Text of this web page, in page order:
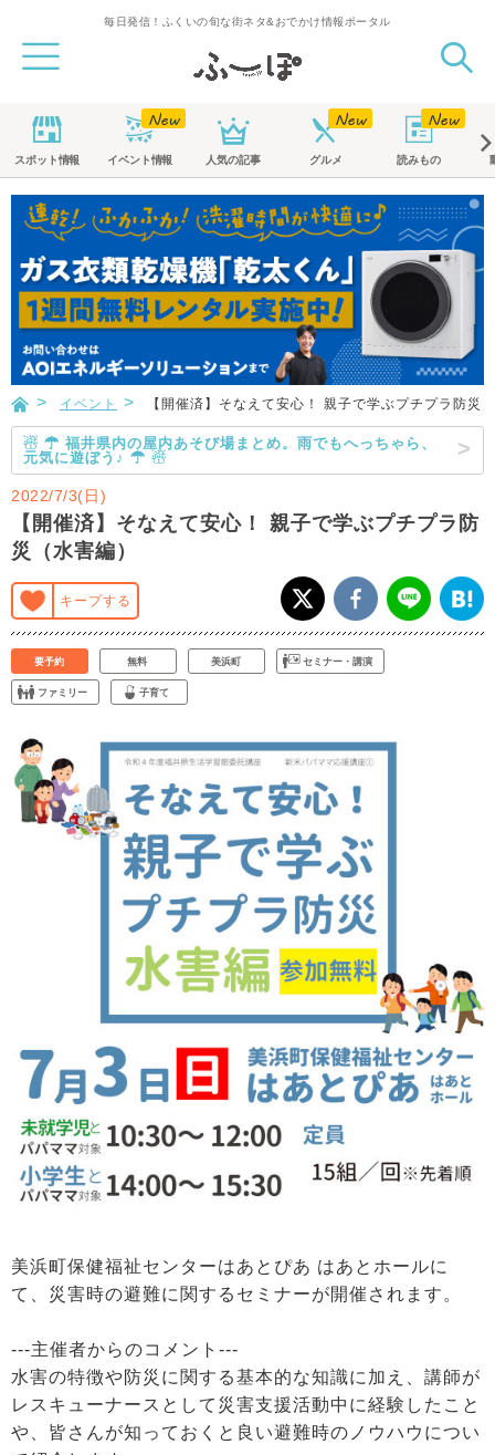
毎日発信！ふくいの旬な街ネタ&おでかけ情報ポータル
スポット情報 イベント情報 人気の記事 グルメ 読みもの
イベント 【開催済】そなえて安心！ 親子で学ぶプチプラ防災
☃ ☂ 福井県内の屋内あそび場まとめ。雨でもへっちゃら、
元気に遊ぼう♪ ☂ ☃
2022/7/3(日)
【開催済】そなえて安心！ 親子で学ぶプチプラ防
災（水害編）
キープする
要予約 無料 美浜町 セミナー・講演
ファミリー 子育て
美浜町保健福祉センターはあとぴあ はあとホールに
て、災害時の避難に関するセミナーが開催されます。
---主催者からのコメント---
水害の特徴や防災に関する基本的な知識に加え、講師が
レスキューナースとして災害支援活動中に経験したこと
や、皆さんが知っておくと良い避難時のノウハウについ